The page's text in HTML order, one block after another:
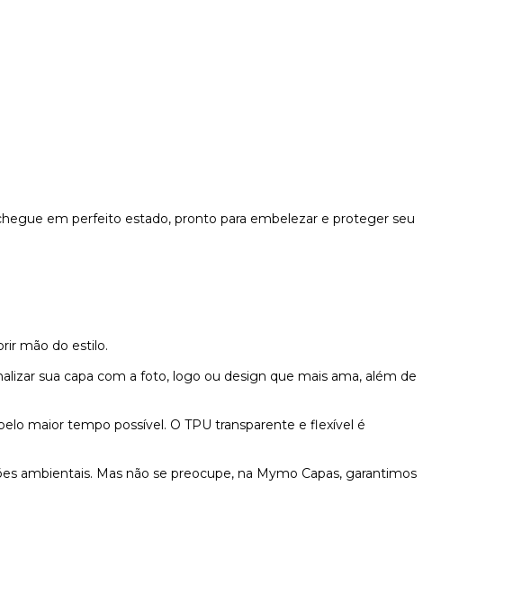
em perfeito estado, pronto para embelezar e proteger seu
mão do estilo.
sua capa com a foto, logo ou design que mais ama, além de
maior tempo possível. O TPU transparente e flexível é
ambientais. Mas não se preocupe, na Mymo Capas, garantimos